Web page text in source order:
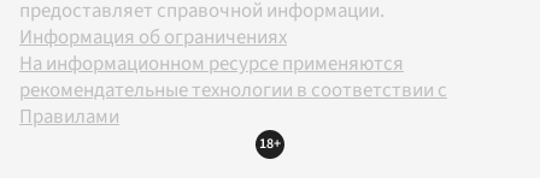
предоставляет справочной информации.
Информация об ограничениях
На информационном ресурсе применяются
рекомендательные технологии в соответствии с
Правилами
18+